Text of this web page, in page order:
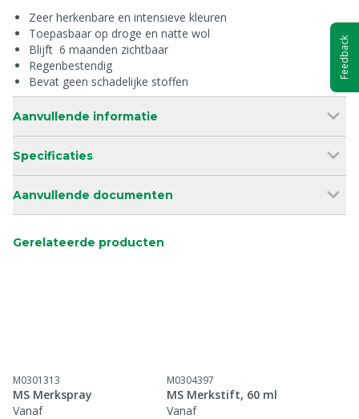
Zeer herkenbare en intensieve kleuren
Toepasbaar op droge en natte wol
Blijft 6 maanden zichtbaar
Regenbestendig
Bevat geen schadelijke stoffen
Aanvullende informatie
Specificaties
Aanvullende documenten
Gerelateerde producten
M0301313
MS Merkspray
Vanaf
M0304397
MS Merkstift, 60 ml
Vanaf
Feedback